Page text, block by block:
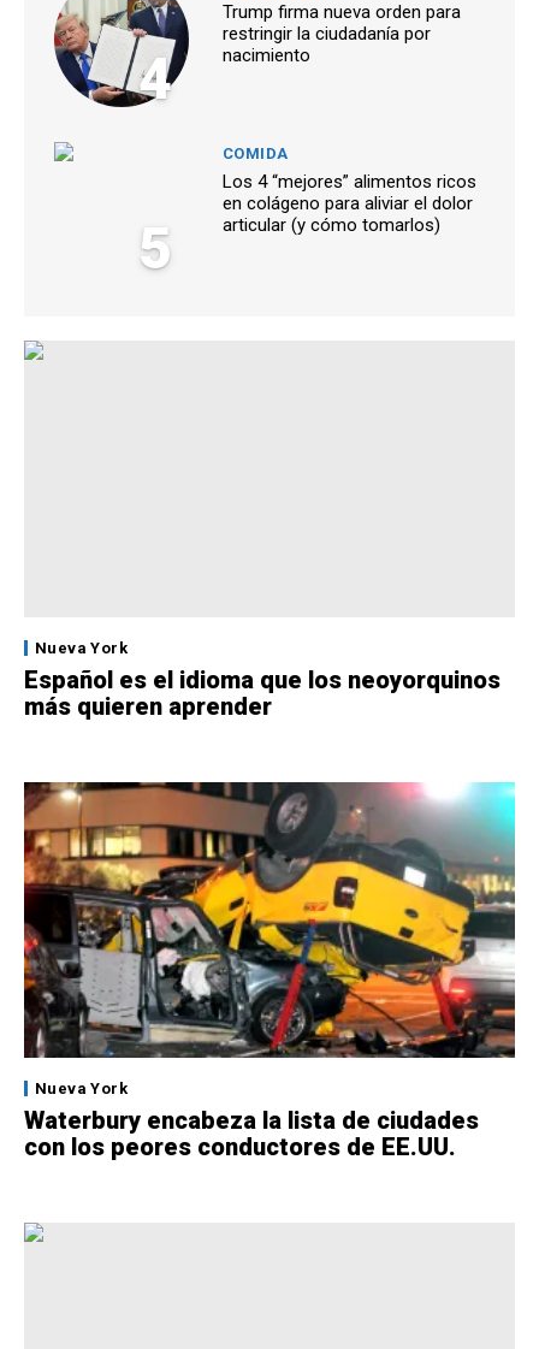
4
Trump firma nueva orden para
restringir la ciudadanía por
nacimiento
5
COMIDA
Los 4 “mejores” alimentos ricos
en colágeno para aliviar el dolor
articular (y cómo tomarlos)
Nueva York
Español es el idioma que los neoyorquinos
más quieren aprender
Nueva York
Waterbury encabeza la lista de ciudades
con los peores conductores de EE.UU.